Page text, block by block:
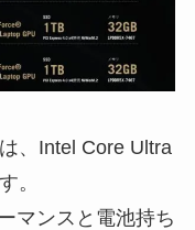
、Intel Core Ultra
。
マンスと電池持ち